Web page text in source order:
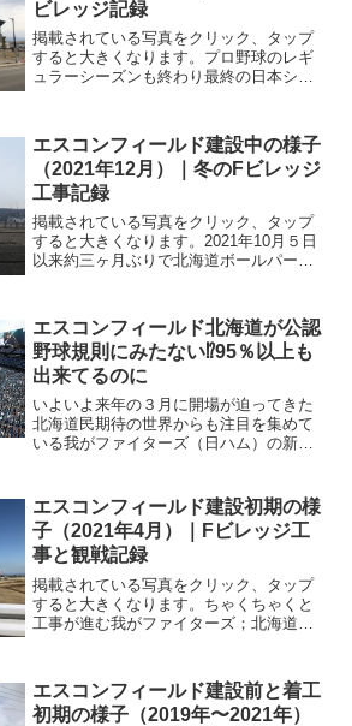
ビレッジ記録
掲載されている写真をクリック、タップ
すると大きくなります。プロ野球のレギ
ュラーシーズンも終わり最終の日本シリ
の建設も大詰めを迎えています。今年の5
月以来5ヶ月ぶりに様...
エスコンフィールド建設中の様子
（2021年12月）｜冬のFビレッジ
工事記録
掲載されている写真をクリック、タップ
すると大きくなります。2021年10月５日
以来約三ヶ月ぶりで北海道ボールパーク
かファイターズの新しいホーム球場です
が、少し前から...
エスコンフィールド北海道が公認
野球規則にみたない⁉95％以上も
出来てるのに
いよいよ来年の３月に開場が迫ってきた
北海道民期待の世界からも注目を集めて
いる我がファイターズ（日ハム）の新球
込んできました。球場を含むマンション
や宿泊施設に商業施設全...
エスコンフィールド建設初期の様
子（2021年4月）｜Fビレッジ工
事と観戦記録
掲載されている写真をクリック、タップ
すると大きくなります。ちゃくちゃくと
工事が進む我がファイターズ；北海道日
なに変化がわかりません(T_T)。ファイタ
ーズは、やっと現在...
エスコンフィールド建設前と着工
初期の様子（2019年〜2021年）